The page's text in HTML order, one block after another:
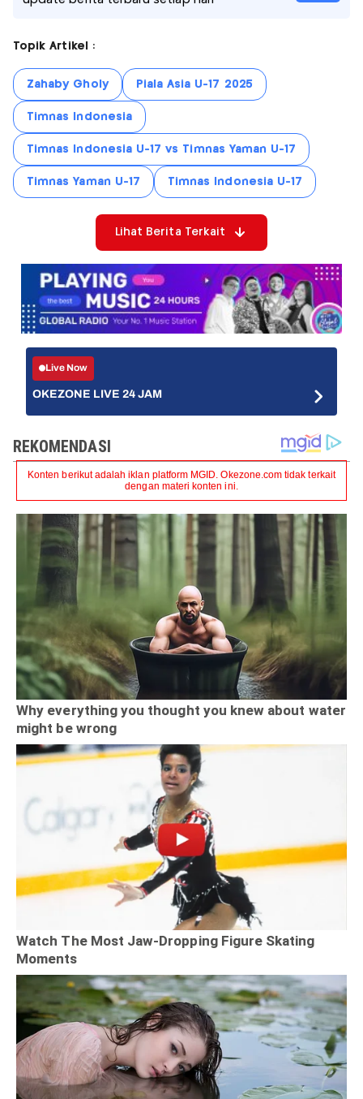
Topik Artikel :
Zahaby Gholy Piala Asia U-17 2025
Timnas Indonesia
Timnas Indonesia U-17 vs Timnas Yaman U-17
Timnas Yaman U-17 Timnas Indonesia U-17
Lihat Berita Terkait
Live Now
OKEZONE LIVE 24 JAM